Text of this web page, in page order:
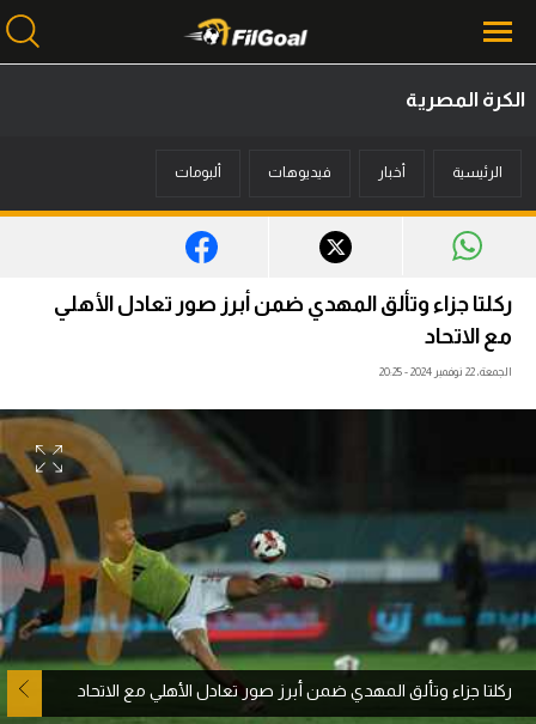
أخبار
ميركاتو
فانتازي في الجول
عدسات
آراء حرة
ركن الألعاب
بطولات
الكرة المصرية
الرئيسية أخبار فيديوهات ألبومات
ركلتا جزاء وتألق المهدي ضمن أبرز صور تعادل الأهلي
مع الاتحاد
الجمعة، 22 نوفمبر 2024 - 20:25
ركلتا جزاء وتألق المهدي ضمن أبرز صور تعادل الأهلي مع الاتحاد